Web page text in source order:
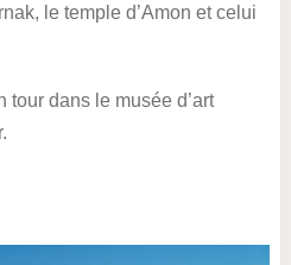
le temple d’Amon et celui
tour dans le musée d’art